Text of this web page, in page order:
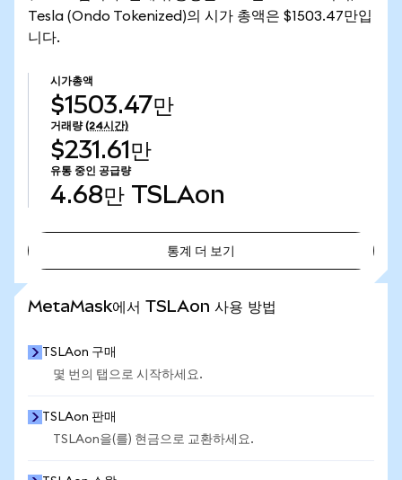
Tesla (Ondo Tokenized)의 시가 총액은 $1503.47만입
니다.
시가총액
$1503.47만
거래량 (24시간)
$231.61만
유통 중인 공급량
4.68만 TSLAon
통계 더 보기
MetaMask에서 TSLAon 사용 방법
TSLAon 구매
몇 번의 탭으로 시작하세요.
TSLAon 판매
TSLAon을(를) 현금으로 교환하세요.